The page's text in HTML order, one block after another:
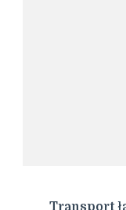
Transport